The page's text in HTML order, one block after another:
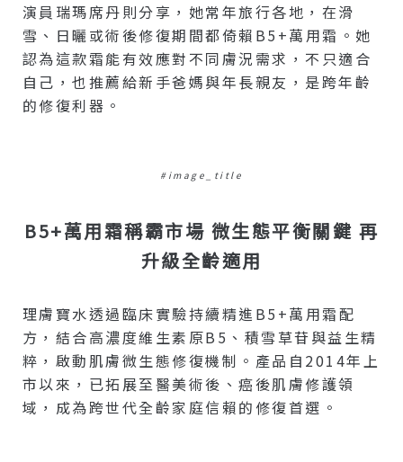
演員瑞瑪席丹則分享，她常年旅行各地，在滑
雪、日曬或術後修復期間都倚賴B5+萬用霜。她
認為這款霜能有效應對不同膚況需求，不只適合
自己，也推薦給新手爸媽與年長親友，是跨年齡
的修復利器。
#image_title
B5+萬用霜稱霸市場 微生態平衡關鍵 再
升級全齡適用
理膚寶水透過臨床實驗持續精進B5+萬用霜配
方，結合高濃度維生素原B5、積雪草苷與益生精
粹，啟動肌膚微生態修復機制。產品自2014年上
市以來，已拓展至醫美術後、癌後肌膚修護領
域，成為跨世代全齡家庭信賴的修復首選。